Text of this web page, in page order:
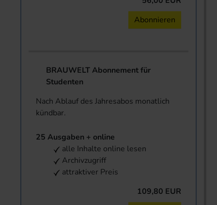
Abonnieren
BRAUWELT Abonnement für
Studenten
Nach Ablauf des Jahresabos monatlich
kündbar.
25 Ausgaben + online
alle Inhalte online lesen
Archivzugriff
attraktiver Preis
109,80 EUR